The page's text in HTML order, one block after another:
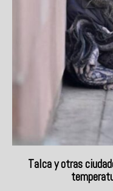
Talca y otras